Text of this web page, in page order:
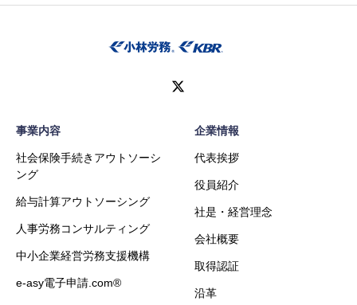
事業内容
社会保険手続きアウトソーシ
ング
給与計算アウトソーシング
人事労務コンサルティング
中小企業経営労務支援機構
e-asy電子申請.com®
企業情報
代表挨拶
役員紹介
社是・経営理念
会社概要
取得認証
沿革